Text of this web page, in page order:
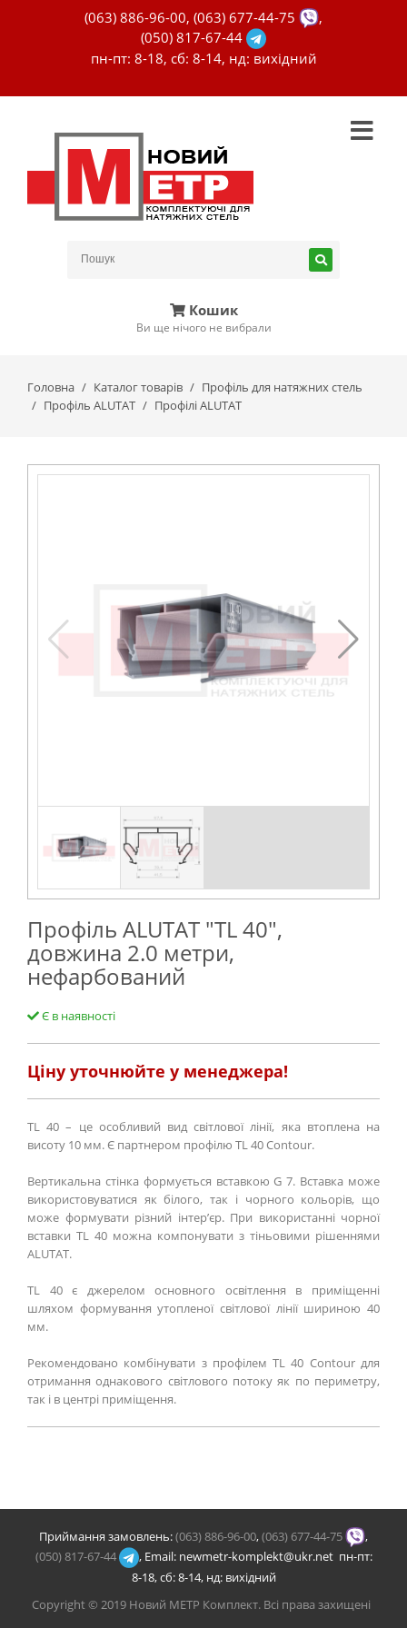
(063) 886-96-00, (063) 677-44-75
,
(050) 817-67-44
пн-пт: 8-18, сб: 8-14, нд: вихідний
Кошик
Ви ще нічого не вибрали
Головна Каталог товарів
Профіль для натяжних стель
Профіль ALUTAT
Профілі ALUTAT
Профіль ALUTAT "TL 40",
довжина 2.0 метри,
нефарбований
Є в наявності
Ціну уточнюйте у менеджера!
TL 40 – це особливий вид світлової лінії, яка втоплена на
висоту 10 мм. Є партнером профілю TL 40 Contour.
Вертикальна стінка формується вставкою G 7. Вставка може
використовуватися як білого, так і чорного кольорів, що
може формувати різний інтер’єр. При використанні чорної
вставки TL 40 можна компонувати з тіньовими рішеннями
ALUTAT.
TL 40 є джерелом основного освітлення в приміщенні
шляхом формування утопленої світлової лінії шириною 40
мм.
Рекомендовано комбінувати з профілем TL 40 Contour для
отримання однакового світлового потоку як по периметру,
так і в центрі приміщення.
Приймання замовлень:(063) 886-96-00,(063) 677-44-75
,
(050) 817-67-44
, Email: newmetr-komplekt@ukr.net пн-пт:
8-18, сб: 8-14, нд: вихідний
Copyright © 2019 Новий МЕТР Комплект. Всі права захищені